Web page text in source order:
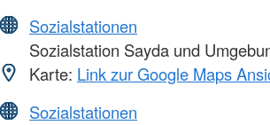
Sozialstationen
Sozialstation Sayda und
Karte: Link zur Google Maps
Sozialstationen